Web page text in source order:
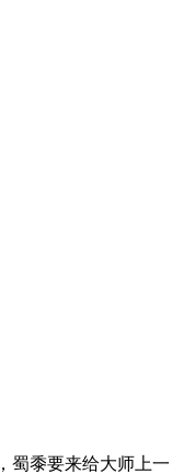
蜀黍要来给大师上一